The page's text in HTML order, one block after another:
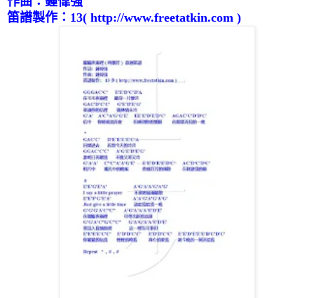
笛譜製作 ： 13( http://www.freetatkin.com )